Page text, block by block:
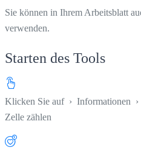
Sie können in Ihrem Arbeitsblatt
verwenden.
Starten des Tools
Klicken Sie auf › Informationen ›
Zelle zählen